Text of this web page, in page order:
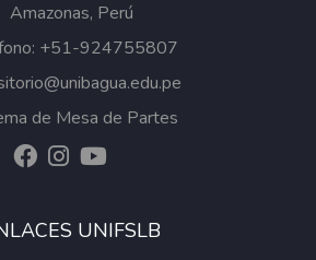
Amazonas, Perú
+51-924755807
de Mesa de Partes
UNIFSLB